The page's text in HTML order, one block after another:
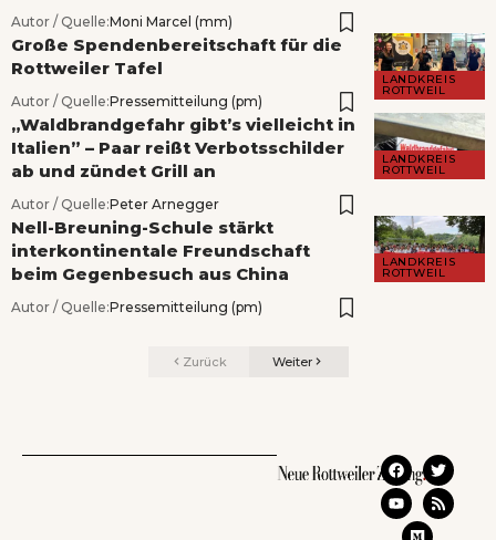
Autor / Quelle:Moni Marcel (mm)
LANDKREIS
ROTTWEIL
Große Spendenbereitschaft für die
Rottweiler Tafel
Autor / Quelle:Pressemitteilung (pm)
LANDKREIS
ROTTWEIL
„Waldbrandgefahr gibt’s vielleicht in
Italien” – Paar reißt Verbotsschilder
ab und zündet Grill an
Autor / Quelle:Peter Arnegger
LANDKREIS
ROTTWEIL
Nell-Breuning-Schule stärkt
interkontinentale Freundschaft
beim Gegenbesuch aus China
Autor / Quelle:Pressemitteilung (pm)
Zurück Weiter